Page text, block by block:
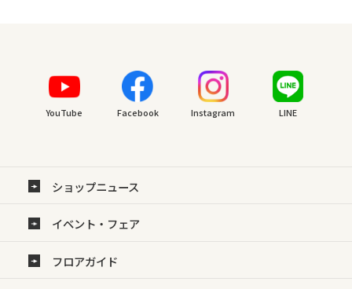
YouTube Facebook Instagram LINE
ショップニュース
イベント・フェア
フロアガイド